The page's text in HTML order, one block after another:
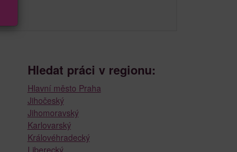
Hledat práci v regionu:
Hlavní město Praha
Jihočeský
Jihomoravský
Karlovarský
Královéhradecký
Liberecký